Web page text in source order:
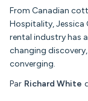
From Canadian
Hospitality, Jessica
rental industry has
changing
converging.
Par Richard White